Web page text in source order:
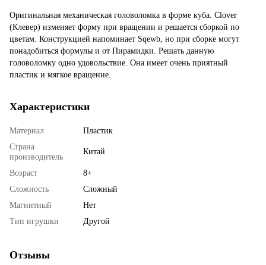
Оригинальная механическая головоломка в форме куба. Clover
(Клевер) изменяет форму при вращении и решается сборкой по
цветам. Конструкцией напоминает Sqewb, но при сборке могут
понадобиться формулы и от Пирамидки. Решать данную
головоломку одно удовольствие. Она имеет очень приятный
пластик и мягкое вращение.
Характеристики
Материал
Пластик
Страна
производитель
Китай
Возраст
8+
Сложность
Сложный
Магнитный
Нет
Тип игрушки
Другой
Отзывы